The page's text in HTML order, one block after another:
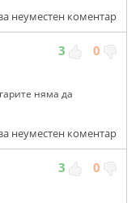
неуместен коментар
3 0
няма да
неуместен коментар
3 0